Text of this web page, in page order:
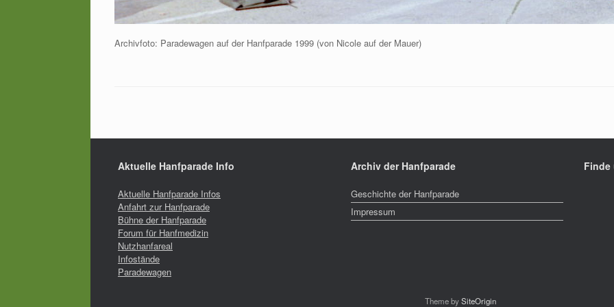
Archivfoto: Paradewagen auf der Hanfparade 1999 (von Nicole auf der Mauer)
Aktuelle Hanfparade Info
Aktuelle Hanfparade Infos
Anfahrt zur Hanfparade
Bühne der Hanfparade
Forum für Hanfmedizin
Nutzhanfareal
Infostände
Paradewagen
Archiv der Hanfparade
Geschichte der Hanfparade
Impressum
Finde
Theme bySiteOrigin